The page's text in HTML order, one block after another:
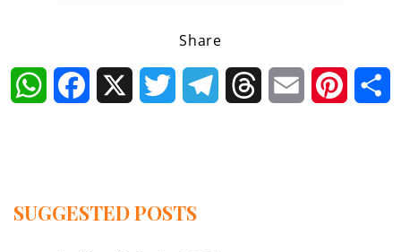
Share
WhatsAppFacebook Twitter TelegramThreadsEmail
SUGGESTED POSTS